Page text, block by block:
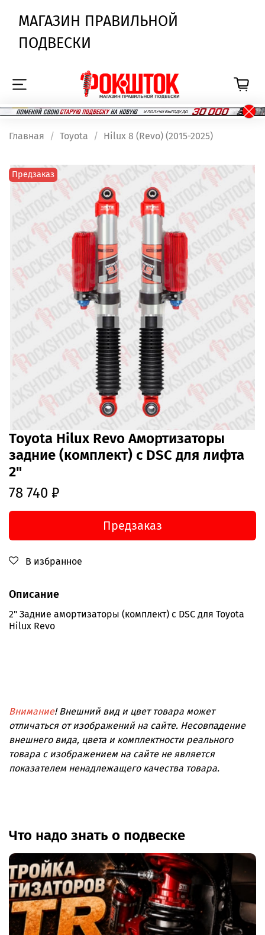
МАГАЗИН ПРАВИЛЬНОЙ
ПОДВЕСКИ
Главная Toyota Hilux 8 (Revo) (2015-2025)
Предзаказ
Toyota Hilux Revo Амортизаторы
задние (комплект) с DSC для лифта
2"
78 740 ₽
Предзаказ
В избранное
Описание
2" Задние амортизаторы (комплект) с DSC для Toyota
Hilux Revo
Внимание! Внешний вид и цвет товара может
отличаться от изображений на сайте. Несовпадение
внешнего вида, цвета и комплектности реального
товара с изображением на сайте не является
показателем ненадлежащего качества товара.
Что надо знать о подвеске